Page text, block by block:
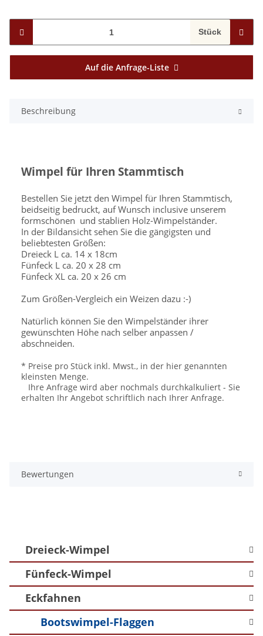
Stück
Auf die Anfrage-Liste
Beschreibung
Wimpel für Ihren Stammtisch
Bestellen Sie jetzt den Wimpel für Ihren Stammtisch,
beidseitig bedruckt, auf Wunsch inclusive unserem
formschönen und stablien Holz-Wimpelständer.
In der Bildansicht sehen Sie die gängigsten und
beliebtesten Größen:
Dreieck L ca. 14 x 18cm
Fünfeck L ca. 20 x 28 cm
Fünfeck XL ca. 20 x 26 cm
Zum Größen-Vergleich ein Weizen dazu :-)
Natürlich können Sie den Wimpelständer ihrer
gewünschten Höhe nach selber anpassen /
abschneiden.
* Preise pro Stück inkl. Mwst., in der hier genannten
kleinsten Menge.
Ihre Anfrage wird aber nochmals durchkalkuliert - Sie
erhalten Ihr Angebot schriftlich nach Ihrer Anfrage.
Bewertungen
Dreieck-Wimpel
Fünfeck-Wimpel
Eckfahnen
Bootswimpel-Flaggen